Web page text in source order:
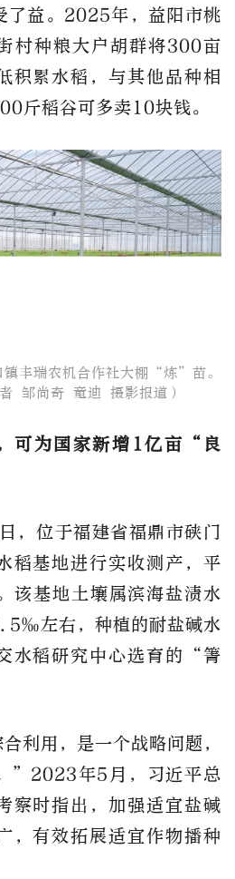
了益。2025年，益阳市桃
村种粮大户胡群将300亩
积累水稻，与其他品种相
斤稻谷可多卖10块钱。
镇丰瑞农机合作社大棚“炼”苗。
邹尚奇 童迪 摄影报道​）
可为国家新增1亿亩“良
，位于福建省福鼎市硖门
稻基地进行实收测产，平
该基地土壤属滨海盐渍水
左右，种植的耐盐碱水
水稻研究中心选育的“箐
利用，是一个战略问题，
”2023年5月，习近平总
察时指出，加强适宜盐碱
，有效拓展适宜作物播种